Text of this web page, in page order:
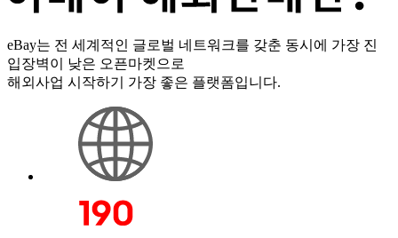
eBay는 전 세계적인 글로벌 네트워크를 갖춘 동시에 가장 진
입장벽이 낮은 오픈마켓으로
해외사업 시작하기 가장 좋은 플랫폼입니다.